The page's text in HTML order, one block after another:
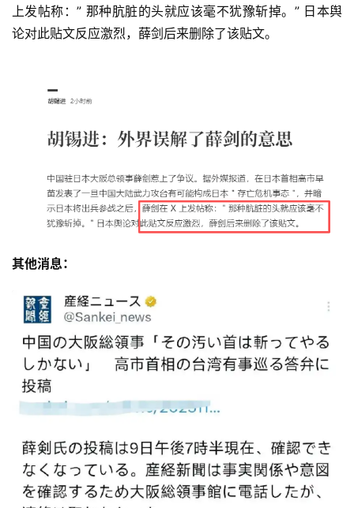
上发帖称：” 那种肮脏的头就应该毫不犹豫斩掉。” 日本舆
论对此贴文反应激烈，薛剑后来删除了该贴文。
其他消息：